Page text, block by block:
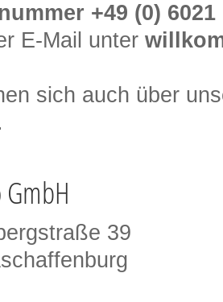
+49 (0)
E-Mail unter
sich auch über
39